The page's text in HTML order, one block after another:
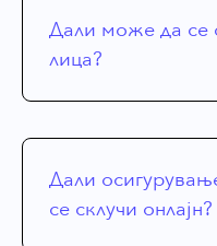
Дали може да се
лица?
Дали
се склучи онлајн?